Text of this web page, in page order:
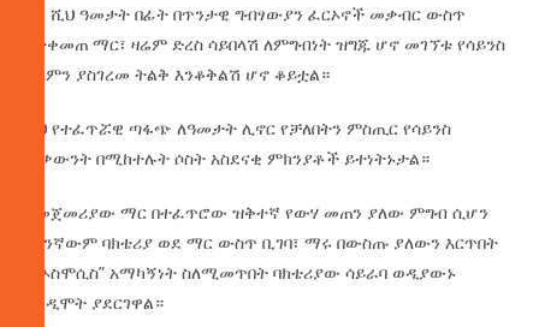
ከ3 ሺህ ዓመታት በፊት በጥንታዊ ግብፃውያን ፈርኦኖች መቃብር ውስጥ
የተቀመጠ ማር፣ ዛሬም ድረስ ሳይበላሽ ለምግብነት ዝግጁ ሆኖ መገኘቱ የሳይንስ
ዓለምን ያስገረመ ትልቅ እንቆቅልሽ ሆኖ ቆይቷል።
ይህ የተፈጥሯዊ ጣፋጭ ለዓመታት ሊኖር የቻለበትን ምስጢር የሳይንስ
ሊቃውንት በሚከተሉት ሶስት አስደናቂ ምክንያቶች ይተነትኑታል።
የመጀመሪያው ማር በተፈጥሮው ዝቅተኛ የውሃ መጠን ያለው ምግብ ሲሆን
ማንኛውም ባክቴሪያ ወደ ማር ውስጥ ቢገባ፣ ማሩ በውስጡ ያለውን እርጥበት
በ”ኦስሞሲስ” አማካኝነት ስለሚመጥበት ባክቴሪያው ሳይራባ ወዲያውኑ
እንዲሞት ያደርገዋል።